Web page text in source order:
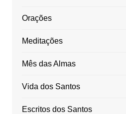
Orações
Meditações
Mês das Almas
Vida dos Santos
Escritos dos Santos